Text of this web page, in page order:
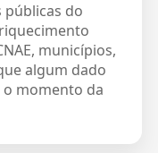
públicas do
municípios,
algum dado
momento da